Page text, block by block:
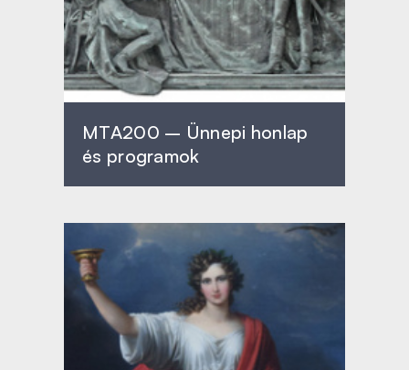
MTA200 – Ünnepi honlap
és programok